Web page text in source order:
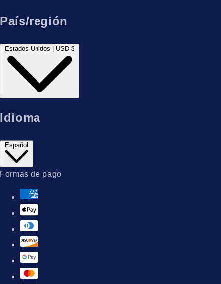
País/región
Estados Unidos | USD $
Idioma
Español
Formas de pago